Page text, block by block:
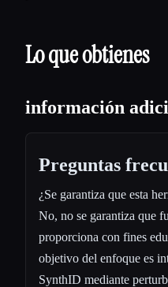
Lo que obtienes
información
Preguntas
¿Se garantiza que esta
No, no se garantiza que
proporciona con fines
objetivo del enfoque es
SynthID mediante